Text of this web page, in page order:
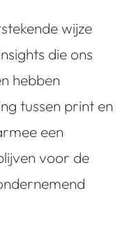
wijze
die ons
hebben
tussen print en
een
voor de